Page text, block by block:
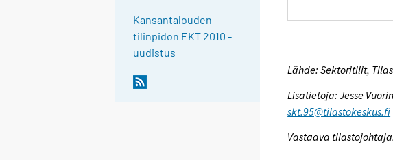
Kansantalouden
tilinpidon EKT 2010 -
uudistus
Lähde: Sektoritilit,
Lisätietoja: Jesse
skt.95@tilastokeskus.fi
Vastaava